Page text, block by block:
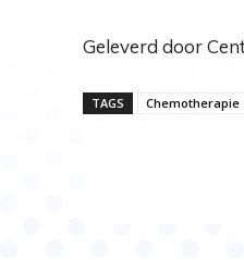
Geleverd door
TAGS Chemotherapie